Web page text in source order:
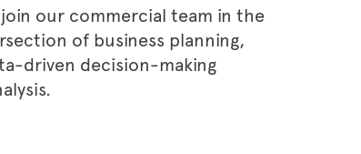
our commercial team in the
of business planning,
driven decision-making